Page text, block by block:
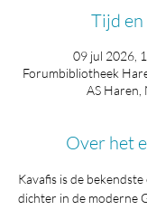
Tijd
09 jul 2026,
Forumbibliotheek
AS Haren,
Over het
Kavafis is de
dichter in de moderne